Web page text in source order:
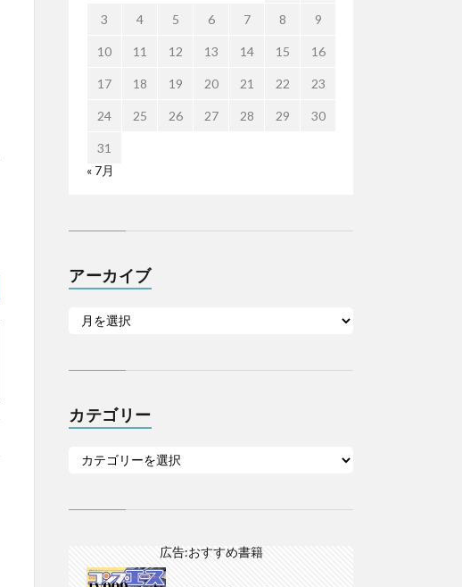
3 4 5 6 7 8 9
10 11 12 13 14 15 16
17 18 19 20 21 22 23
24 25 26 27 28 29 30
31
« 7月
アーカイブ
カテゴリー
広告:おすすめ書籍